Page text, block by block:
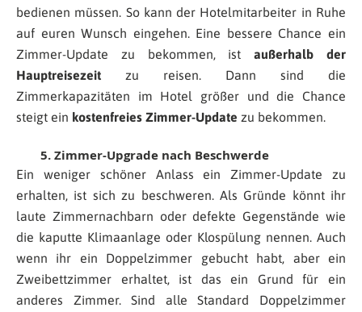
bedienen müssen. So kann der Hotelmitarbeiter in Ruhe
auf euren Wunsch eingehen. Eine bessere Chance ein
Zimmer-Update zu bekommen, istaußerhalb der
Hauptreisezeit zu reisen. Dann sind die
Zimmerkapazitäten im Hotel größer und die Chance
steigt ein kostenfreies Zimmer-Update zu bekommen.
5. Zimmer-Upgrade nach Beschwerde
Ein weniger schöner Anlass ein Zimmer-Update zu
erhalten, ist sich zu beschweren. Als Gründe könnt ihr
laute Zimmernachbarn oder defekte Gegenstände wie
die kaputte Klimaanlage oder Klospülung nennen. Auch
wenn ihr ein Doppelzimmer gebucht habt, aber ein
Zweibettzimmer erhaltet, ist das ein Grund für ein
anderes Zimmer. Sind alle Standard Doppelzimmer